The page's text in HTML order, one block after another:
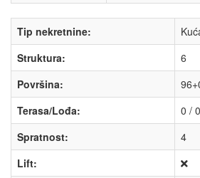
Tip nekretnine:
Struktura:
6
Površina:
Terasa/Lođa:
0 / 0
Spratnost:
4
Lift: